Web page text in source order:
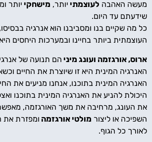
מעשה האהבה לעוצמתי יותר, מישחקי יותר
שידעתם עד היום.
כל מה שקיים בנו ומסביבנו הוא אנרגיה
העוצמתית ביותר בחיינו ובמערכות היחסים
ארוס, אורגזמה ועונג מיני הם תנועה של
האנרגיה המינית היא זו שיוצרת את החיים
האנרגיה המינית בתוכנו, אנחנו מניעים את
היכולת להניע את האנרגיה המינית בתוכנו
את העונג, מרחיבה את משך האורגזמה,
השפיכה או ליצור מולטי אורגזמה ומפזרת את
לאורך כל הגוף.